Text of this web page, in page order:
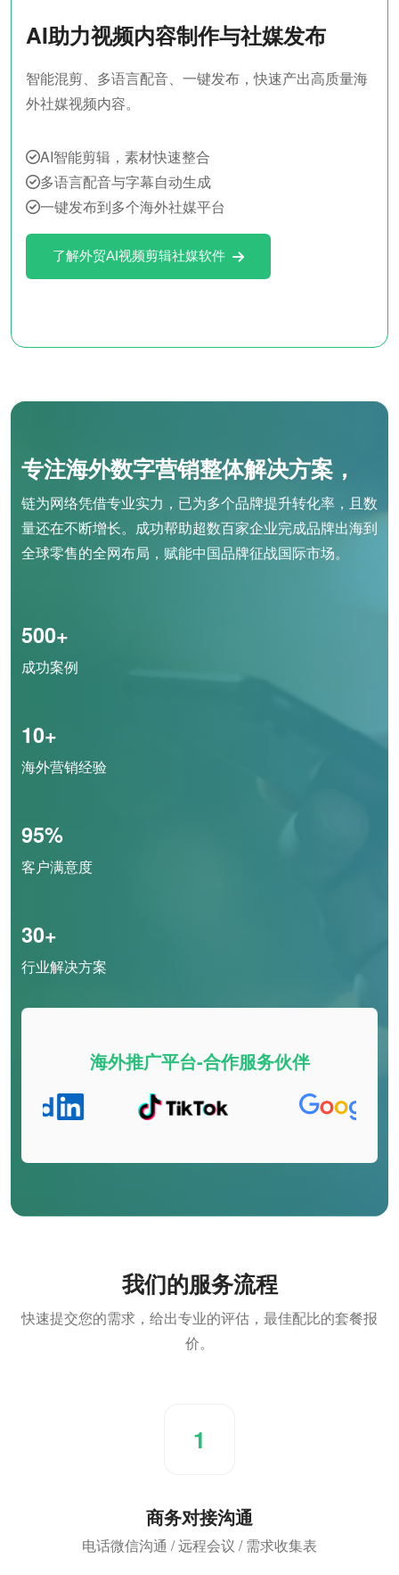
AI助力视频内容制作与社媒发布
智能混剪、多语言配音、一键发布，快速产出高质量海
外社媒视频内容。
AI智能剪辑，素材快速整合
多语言配音与字幕自动生成
一键发布到多个海外社媒平台
了解外贸AI视频剪辑社媒软件
专注海外数字营销整体解决方案，
链为网络凭借专业实力，已为多个品牌提升转化率，且数
量还在不断增长。成功帮助超数百家企业完成品牌出海到
全球零售的全网布局，赋能中国品牌征战国际市场。
500+
成功案例
10+
海外营销经验
95%
客户满意度
30+
行业解决方案
海外推广平台-合作服务伙伴
我们的服务流程
快速提交您的需求，给出专业的评估，最佳配比的套餐报
价。
1
商务对接沟通
电话微信沟通 / 远程会议 / 需求收集表